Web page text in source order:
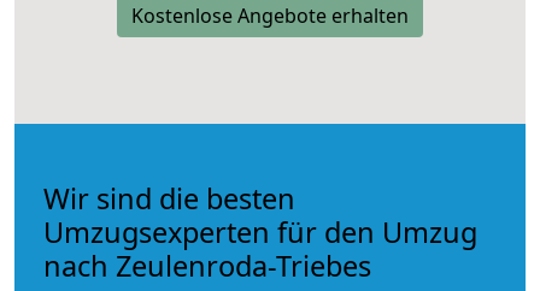
Kostenlose Angebote erhalten
Wir sind die besten
Umzugsexperten für den Umzug
nach Zeulenroda-Triebes